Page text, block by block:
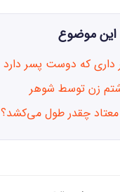
این موضوع
که دوست پسر دارد
زن توسط شوهر
معتاد چقدر طول می‌کشد؟